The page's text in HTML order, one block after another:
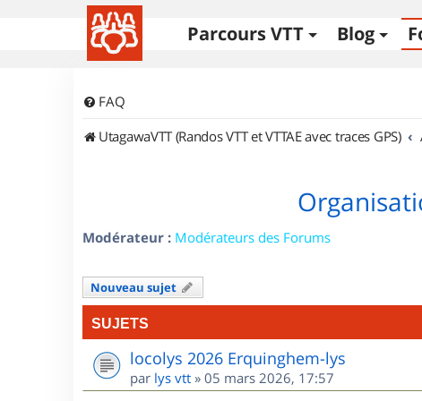
Parcours VTT Blog
FAQ
UtagawaVTT (Randos VTT et VTTAE avec traces GPS)
Modérateur : Modérateurs des Forums
Nouveau sujet
SUJETS
locolys 2026 Erquinghem-lys
par lys vtt » 05 mars 2026, 17:57